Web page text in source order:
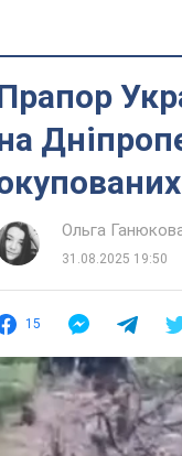
Ольга
31.08.2025 19:50
15